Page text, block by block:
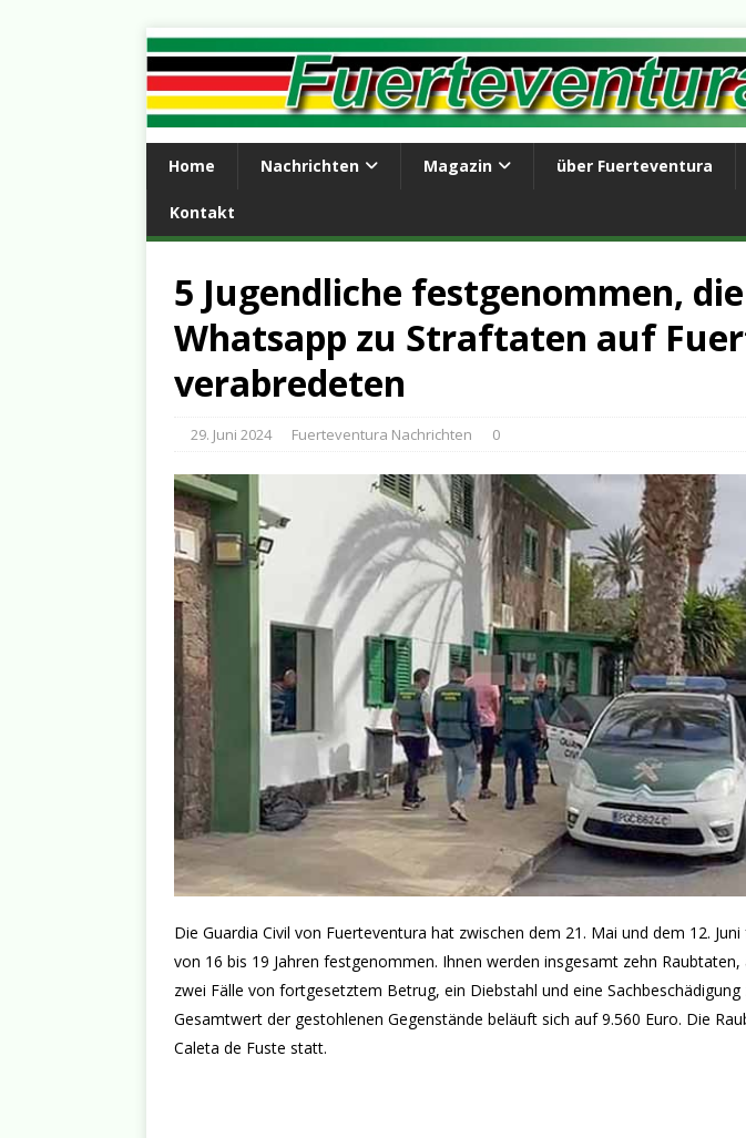
Home Nachrichten Magazin über Fuerteventura
Kontakt
5 Jugendliche festgenommen,
Whatsapp zu Straftaten auf
verabredeten
29. Juni 2024 Fuerteventura Nachrichten 0
Die Guardia Civil von Fuerteventura hat zwischen dem 21. Mai und dem 12.
von 16 bis 19 Jahren festgenommen. Ihnen werden insgesamt zehn
zwei Fälle von fortgesetztem Betrug, ein Diebstahl und eine
Gesamtwert der gestohlenen Gegenstände beläuft sich auf 9.560 Euro. Die
Caleta de Fuste statt.